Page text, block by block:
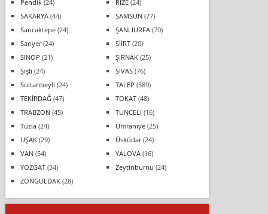
Pendik(24) RİZE(24)
SAKARYA(44) SAMSUN(77)
Sancaktepe(24) ŞANLIURFA(70)
Sarıyer(24) SİİRT(20)
SİNOP (21) ŞIRNAK(25)
Şişli (24) SİVAS(76)
Sultanbeyli (24) TALEP (589)
TEKİRDAĞ(47) TOKAT(48)
TRABZON(45) TUNCELİ (16)
Tuzla(24) Ümraniye(25)
UŞAK(29) Üsküdar(24)
VAN(54) YALOVA(16)
YOZGAT(34) Zeytinburnu (24)
ZONGULDAK(28)